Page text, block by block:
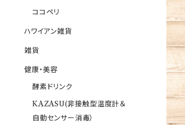
ココペリ
ハワイアン雑貨
雑貨
健康・美容
酵素ドリンク
KAZASU(非接触型温度計＆
自動センサー消毒）